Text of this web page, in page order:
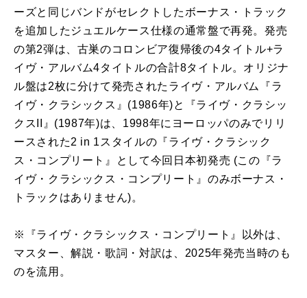
ーズと同じバンドがセレクトしたボーナス・トラック
を追加したジュエルケース仕様の通常盤で再発。発売
の第2弾は、古巣のコロンビア復帰後の4タイトル+ラ
イヴ・アルバム4タイトルの合計8タイトル。オリジナ
ル盤は2枚に分けて発売されたライヴ・アルバム『ラ
イヴ・クラシックス』(1986年)と『ライヴ・クラシッ
クスII』(1987年)は、1998年にヨーロッパのみでリリ
ースされた2 in 1スタイルの『ライヴ・クラシック
ス・コンプリート』として今回日本初発売 (この『ラ
イヴ・クラシックス・コンプリート』のみボーナス・
トラックはありません)。
※『ライヴ・クラシックス・コンプリート』以外は、
マスター、解説・歌詞・対訳は、2025年発売当時のも
のを流用。